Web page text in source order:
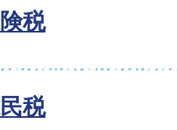
税
税